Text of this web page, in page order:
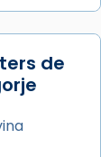
Joan
de